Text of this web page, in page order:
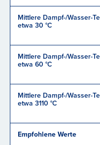
Mittlere Dampf-/Wasser-
etwa 30 °C
Mittlere Dampf-/Wasser-
etwa 60 °C
Mittlere Dampf-/Wasser-
etwa 3110 °C
Empfohlene Werte